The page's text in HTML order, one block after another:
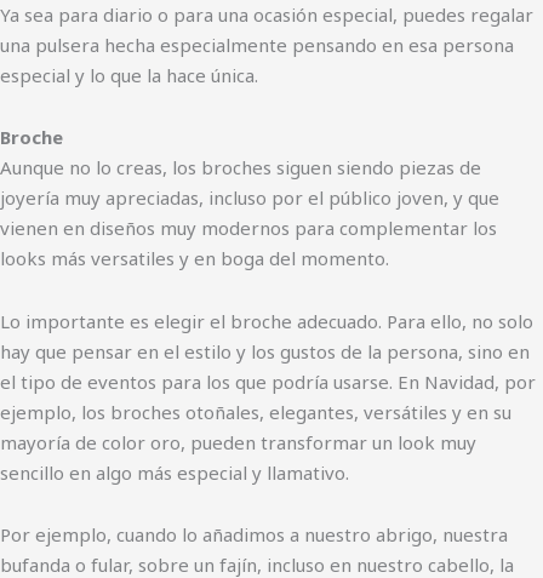
Ya sea para diario o para una ocasión especial, puedes regalar
una pulsera hecha especialmente pensando en esa persona
especial y lo que la hace única.
Broche
Aunque no lo creas, los broches siguen siendo piezas de
joyería muy apreciadas, incluso por el público joven, y que
vienen en diseños muy modernos para complementar los
looks más versatiles y en boga del momento.
Lo importante es elegir el broche adecuado. Para ello, no solo
hay que pensar en el estilo y los gustos de la persona, sino en
el tipo de eventos para los que podría usarse. En Navidad, por
ejemplo, los broches otoñales, elegantes, versátiles y en su
mayoría de color oro, pueden transformar un look muy
sencillo en algo más especial y llamativo.
Por ejemplo, cuando lo añadimos a nuestro abrigo, nuestra
bufanda o fular, sobre un fajín, incluso en nuestro cabello, la